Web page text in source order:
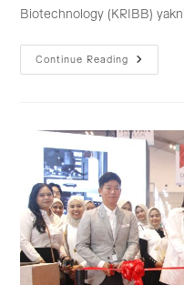
Biotechnology (KRIBB)
Continue Reading
COSMAX
KRIBB
Ke
Dunia